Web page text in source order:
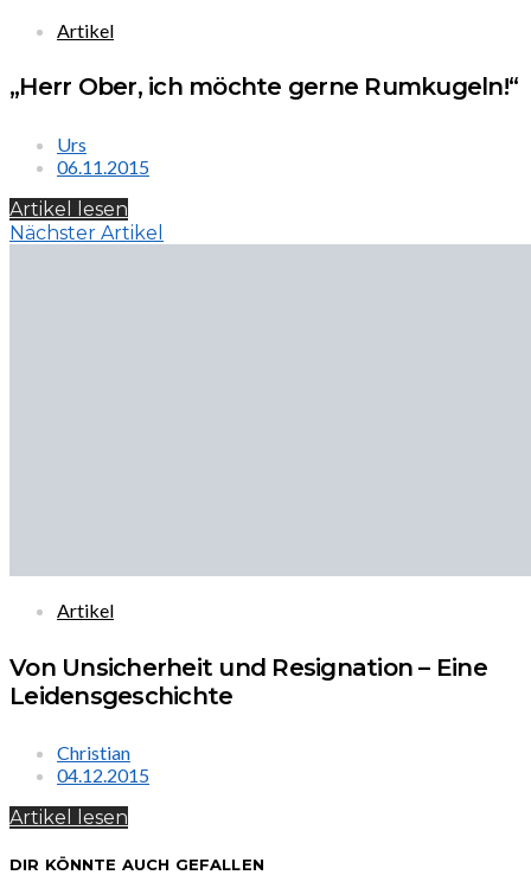
Artikel
„Herr Ober, ich möchte gerne Rumkugeln!“
Urs
06.11.2015
Artikel lesen
Nächster Artikel
Artikel
Von Unsicherheit und Resignation – Eine
Leidensgeschichte
Christian
04.12.2015
Artikel lesen
DIR KÖNNTE AUCH GEFALLEN